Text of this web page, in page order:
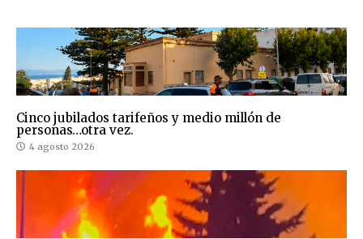
Cinco jubilados tarifeños y medio millón de
personas…otra vez.
4 agosto 2026